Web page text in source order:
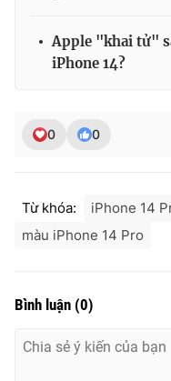
Apple "khai tử"
iPhone 14?
0 0
Từ khóa: iPhone 14
màu iPhone 14 Pro
Bình luận (0)